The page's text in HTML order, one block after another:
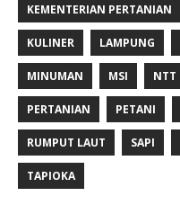
KEMENTERIAN PERTANIAN
KULINER LAMPUNG
MINUMAN MSI NTT
PERTANIAN PETANI
RUMPUT LAUT SAPI
TAPIOKA